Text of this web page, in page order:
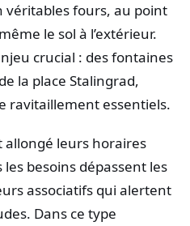
fours, au point
le sol à l’extérieur.
crucial : des fontaines
la place Stalingrad,
ravitaillement essentiels.
allongé leurs horaires
besoins dépassent les
associatifs qui alertent
Dans ce type